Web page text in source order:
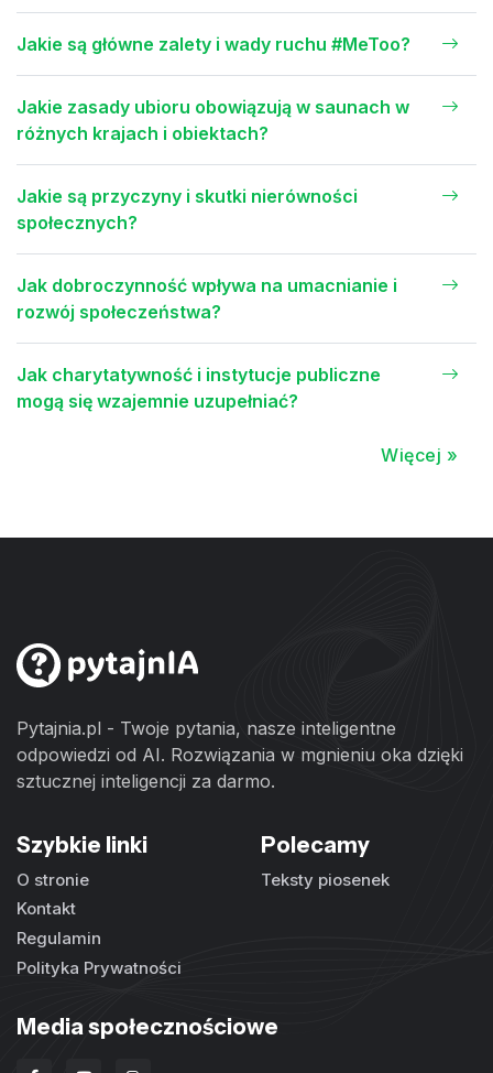
Jakie są główne zalety i wady ruchu #MeToo?
Jakie zasady ubioru obowiązują w saunach w
różnych krajach i obiektach?
Jakie są przyczyny i skutki nierówności
społecznych?
Jak dobroczynność wpływa na umacnianie i
rozwój społeczeństwa?
Jak charytatywność i instytucje publiczne
mogą się wzajemnie uzupełniać?
Więcej »
Pytajnia.pl - Twoje pytania, nasze inteligentne
odpowiedzi od AI. Rozwiązania w mgnieniu oka dzięki
sztucznej inteligencji za darmo.
Szybkie linki
O stronie
Kontakt
Regulamin
Polityka Prywatności
Polecamy
Teksty piosenek
Media społecznościowe